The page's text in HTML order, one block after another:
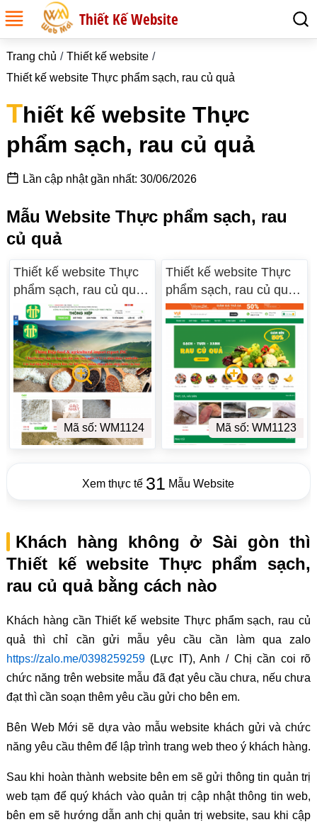
Thiết Kế Website
Trang chủ
Thiết kế website
Thiết kế website Thực phẩm sạch, rau củ quả
Thiết kế website Thực
phẩm sạch, rau củ quả
Lần cập nhật gần nhất: 30/06/2026
Mẫu Website Thực phẩm sạch, rau
củ quả
Thiết kế website Thực
phẩm sạch, rau củ quả
WM 02
Mã số: WM1124
Thiết kế website Thực
phẩm sạch, rau củ quả
WM 01
Mã số: WM1123
Xem thực tế 31 Mẫu Website
Khách hàng không ở Sài gòn thì
Thiết kế website Thực phẩm sạch,
rau củ quả bằng cách nào
Khách hàng cần Thiết kế website Thực phẩm sạch, rau củ
quả thì chỉ cần gửi mẫu yêu cầu cần làm qua zalo
https://zalo.me/0398259259(Lực IT), Anh / Chị cần coi rõ
chức năng trên website mẫu đã đạt yêu cầu chưa, nếu chưa
đạt thì cần soạn thêm yêu cầu gửi cho bên em.
Bên Web Mới sẽ dựa vào mẫu website khách gửi và chức
năng yêu cầu thêm để lập trình trang web theo ý khách hàng.
Sau khi hoàn thành website bên em sẽ gửi thông tin quản trị
web tạm để quý khách vào quản trị cập nhật thông tin web,
bên em sẽ hướng dẫn anh chị quản trị website, sau khi cập